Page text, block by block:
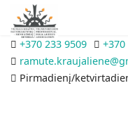
+370 233 9509
+370
Pirmadienį/